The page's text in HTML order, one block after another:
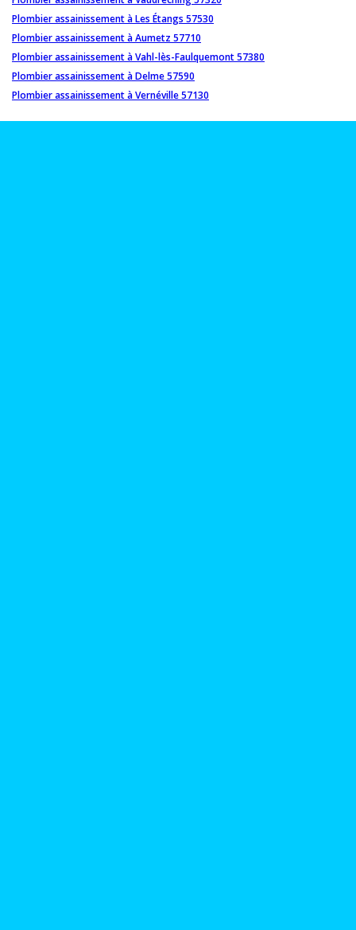
Plombier assainissement à Les Étangs 57530
Plombier assainissement à Aumetz 57710
Plombier assainissement à Vahl-lès-Faulquemont 57380
Plombier assainissement à Delme 57590
Plombier assainissement à Vernéville 57130